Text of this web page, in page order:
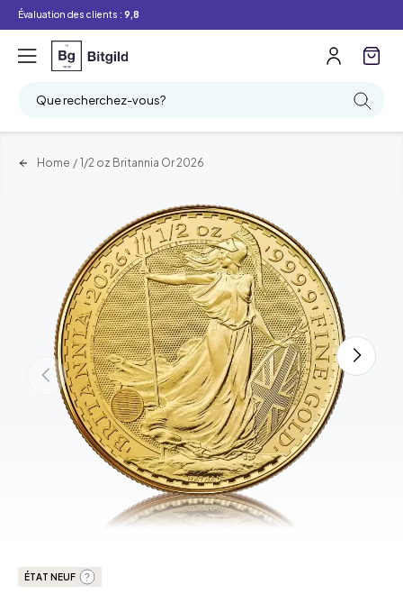
Évaluation des clients : 9,8
Que recherchez-vous?
Home / 1/2 oz Britannia Or 2026
ÉTAT NEUF